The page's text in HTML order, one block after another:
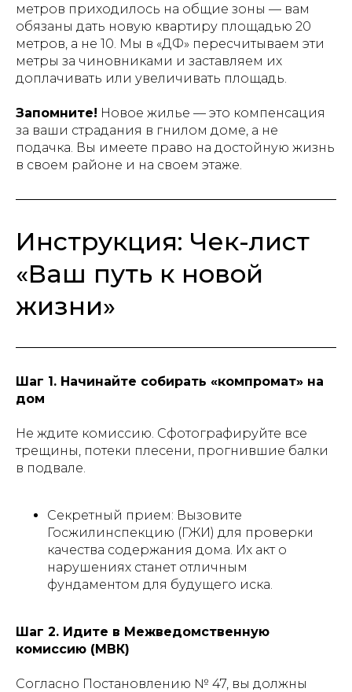
метров приходилось на общие зоны — вам
обязаны дать новую квартиру площадью 20
метров, а не 10. Мы в «ДФ» пересчитываем эти
метры за чиновниками и заставляем их
доплачивать или увеличивать площадь.
Запомните! Новое жилье — это компенсация
за ваши страдания в гнилом доме, а не
подачка. Вы имеете право на достойную жизнь
в своем районе и на своем этаже.
Инструкция: Чек-лист
«Ваш путь к новой
жизни»
Шаг 1. Начинайте собирать «компромат» на
дом
Не ждите комиссию. Сфотографируйте все
трещины, потеки плесени, прогнившие балки
в подвале.
Секретный прием: Вызовите
Госжилинспекцию (ГЖИ) для проверки
качества содержания дома. Их акт о
нарушениях станет отличным
фундаментом для будущего иска.
Шаг 2. Идите в Межведомственную
комиссию (МВК)
Согласно Постановлению № 47, вы должны